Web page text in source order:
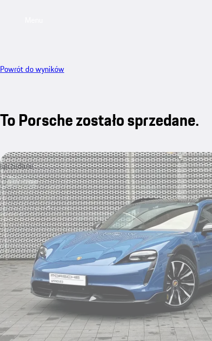
Powrót do wyników
To Porsche zostało sprzedane.
sprzedane